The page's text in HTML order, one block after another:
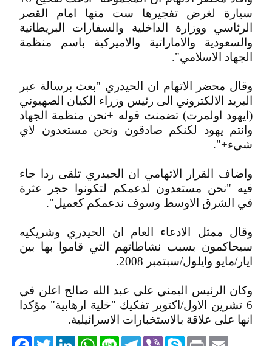
سيارة لغرض تفجيرها ست منها امام القصر
الرئاسي ووزارة الداخلية والسفارات البريطانية
والسعودية والاماراتية والاميركية باسم منظمة
الجهاد الاسلامي".
وقال محضر الاتهام ان الحيدري "بعث برسالة عبر
البريد الالكتروني الى رئيس وزراء الكيان الصهيوني
(ايهود اولمرت) تضمنت قوله +نحن منظمة الجهاد
وانتم يهود لكنكم صادقون ونحن مستعدون لاي
شيء+".
واضاف القرار الاتهامي ان الحيدري تلقى ردا جاء
فيه "نحن مستعدون لدعمكم لتكونوا حجر عثرة
في الشرق الاوسط وسوف ندعمكم كعميل".
وقال ممثل الادعاء العام ان الحيدري وشريكيه
سيحاكمون بسبب نشاطاتهم التي قاموا بها بين
ايار/مايو وايلول/سبتمبر 2008.
وكان الرئيس اليمني علي عبد الله صالح اعلن في
6 تشرين الاول/اكتوبر تفكيك "خلية ارهابية" مؤكدا
انها على علاقة بالاستخبارات الاسرائيلية.
TwitterLinkedIn
WhatsApp Line
Telegram ViberSkype PrintEmail